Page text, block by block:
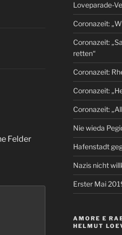
Felder
Loveparade-
Coronazeit:
Coronazeit:
retten“
Coronazeit:
Coronazeit:
Coronazeit:
Nie wieda
Hafenstadt
Nazis nicht
Erster Mai
AMORE E
HELMUT